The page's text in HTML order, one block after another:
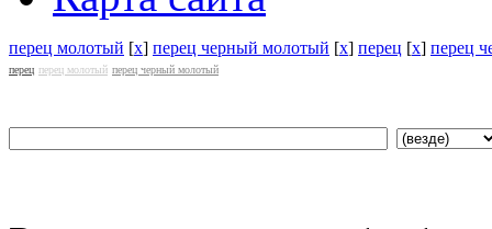
перец молотый [x] перец черный молотый [x] перец [x] перец
перец перец молотый перец черный молотый